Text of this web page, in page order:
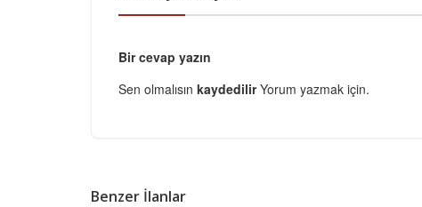
Bir cevap yazın
Sen olmalısın kaydedilirYorum yazmak için.
Benzer İlanlar